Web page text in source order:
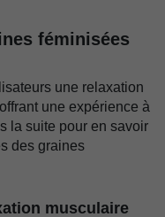
féminisées
une relaxation
une expérience à
la suite pour en savoir
des graines
musculaire